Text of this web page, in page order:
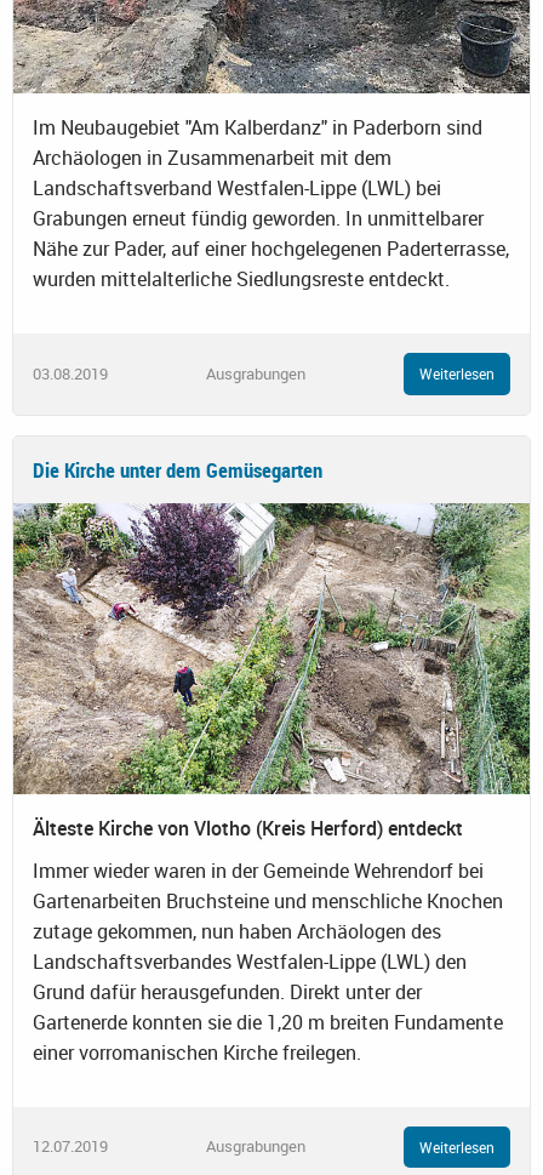
Im Neubaugebiet "Am Kalberdanz" in Paderborn sind
Archäologen in Zusammenarbeit mit dem
Landschaftsverband Westfalen-Lippe (LWL) bei
Grabungen erneut fündig geworden. In unmittelbarer
Nähe zur Pader, auf einer hochgelegenen Paderterrasse,
wurden mittelalterliche Siedlungsreste entdeckt.
03.08.2019 Ausgrabungen Weiterlesen
Die Kirche unter dem Gemüsegarten
Älteste Kirche von Vlotho (Kreis Herford) entdeckt
Immer wieder waren in der Gemeinde Wehrendorf bei
Gartenarbeiten Bruchsteine und menschliche Knochen
zutage gekommen, nun haben Archäologen des
Landschaftsverbandes Westfalen-Lippe (LWL) den
Grund dafür herausgefunden. Direkt unter der
Gartenerde konnten sie die 1,20 m breiten Fundamente
einer vorromanischen Kirche freilegen.
12.07.2019 Ausgrabungen Weiterlesen